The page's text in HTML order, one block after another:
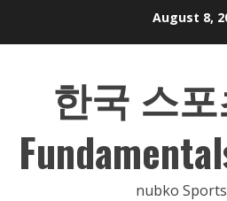
August 8,
한국 스
nubko